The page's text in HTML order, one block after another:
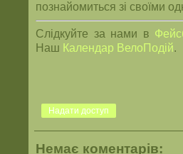
познайомиться зі своїми
Слідкуйте за нами в
Наш Календар ВелоПодій.
Надати доступ
Немає коментарів: